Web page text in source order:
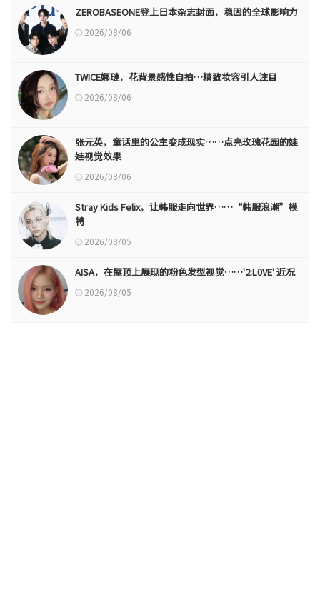
ZEROBASEONE登上日本杂志封面，稳固的全球影响力
2026/08/06
TWICE娜璉，花背景感性自拍…精致妆容引人注目
2026/08/06
张元英，童话里的公主变成现实……点亮玫瑰花园的娃
娃视觉效果
2026/08/06
Stray Kids Felix，让韩服走向世界……“韩服浪潮”模
特
2026/08/05
AISA，在屋顶上展现的粉色发型视觉……'2:L0VE' 近况
2026/08/05